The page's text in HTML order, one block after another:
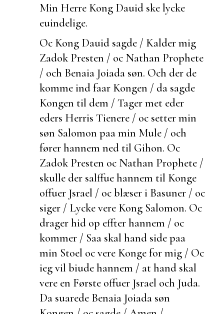
Min Herre Kong Dauid ske lycke
euindelige.
Oc Kong Dauid sagde / Kalder mig
Zadok Presten / oc Nathan Prophete
/ och Benaia Joiada søn. Och der de
komme ind faar Kongen / da sagde
Kongen til dem / Tager met eder
eders Herris Tienere / oc setter min
søn Salomon paa min Mule / och
fører hannem ned til Gihon. Oc
Zadok Presten oc Nathan Prophete /
skulle der salffue hannem til Konge
offuer Jsrael / oc blæser i Basuner / oc
siger / Lycke vere Kong Salomon. Oc
drager hid op effter hannem / oc
kommer / Saa skal hand side paa
min Stoel oc vere Konge for mig / Oc
ieg vil biude hannem / at hand skal
vere en Første offuer Jsrael och Juda.
Da suarede Benaia Joiada søn